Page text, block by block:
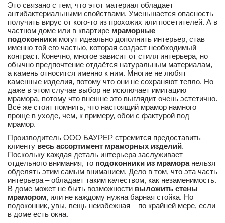
Это связано с тем, что этот материал обладает
антибактериальными свойствами. Уменьшается опасность
получить вирус от кого-то из прохожих или посетителей. А в
частном доме или в квартире мраморные
подоконники могут идеально дополнить интерьер, став
именно той его частью, которая создаст необходимый
контраст. Конечно, многое зависит от стиля интерьера, но
обычно предпочтение отдаётся натуральным материалам,
а камень относится именно к ним. Многие не любят
каменные изделия, потому что они не сохраняют тепло. Но
даже в этом случае выбор не исключает имитацию
мрамора, потому что внешне это выглядит очень эстетично.
Всё же стоит помнить, что настоящий мрамор намного
проще в уходе, чем, к примеру, обои с фактурой под
мрамор.
Производитель ООО БАУРЕР стремится предоставить
клиенту весь ассортимент мраморных изделий.
Поскольку каждая деталь интерьера заслуживает
отдельного внимания, то подоконники из мраморанельзя
обделять этим самым вниманием. Дело в том, что эта часть
интерьера – обладает таким качеством, как незаменимость.
В доме может не быть возможности выложить стены
мрамором, или не каждому нужна барная стойка. Но
подоконник, увы, вещь неизбежная – по крайней мере, если
в доме есть окна.